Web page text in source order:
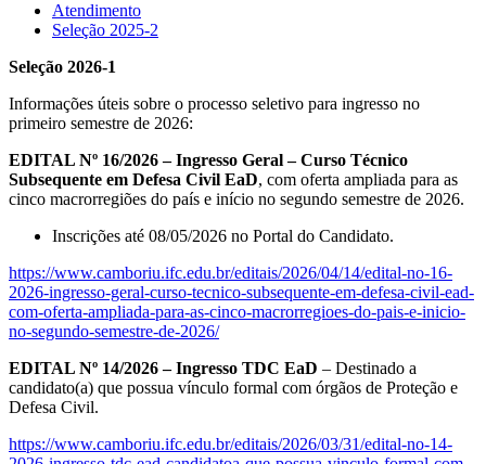
Atendimento
Seleção 2025-2
Seleção 2026-1
Informações úteis sobre o processo seletivo para ingresso no
primeiro semestre de 2026:
EDITAL Nº 16/2026 – Ingresso Geral – Curso Técnico
Subsequente em Defesa Civil EaD, com oferta ampliada para as
cinco macrorregiões do país e início no segundo semestre de 2026.
Inscrições até 08/05/2026 no Portal do Candidato.
https://www.camboriu.ifc.edu.br/editais/2026/04/14/edital-no-16-
2026-ingresso-geral-curso-tecnico-subsequente-em-defesa-civil-ead-
com-oferta-ampliada-para-as-cinco-macrorregioes-do-pais-e-inicio-
no-segundo-semestre-de-2026/
EDITAL Nº 14/2026 – Ingresso TDC EaD – Destinado a
candidato(a) que possua vínculo formal com órgãos de Proteção e
Defesa Civil.
https://www.camboriu.ifc.edu.br/editais/2026/03/31/edital-no-14-